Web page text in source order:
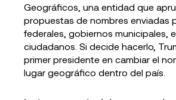
Geográficos, una entidad que
propuestas de nombres enviadas
federales, gobiernos municipales,
ciudadanos. Si decide hacerlo,
primer presidente en cambiar el
lugar geográfico dentro del país.